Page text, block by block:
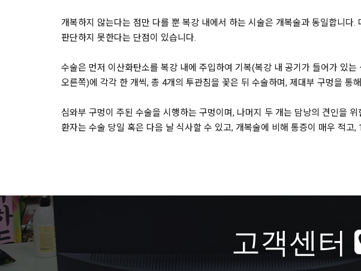
개복하지 않는다는 점만 다를 뿐 복강 내에서 하는 시술은 개복술과 동일합니
판단하지 못한다는 단점이 있습니다.
수술은 먼저 이산화탄소를 복강 내에 주입하여 기복(복강 내 공기가 들어가 있
오른쪽)에 각각 한 개씩, 총 4개의 투관침을 꽃은 뒤 수술하며, 제대부 구멍을 통
심와부 구멍이 주된 수술을 시행하는 구멍이며, 나머지 두 개는 담낭의 견인을 위
환자는 수술 당일 혹은 다음 날 식사할 수 있고, 개복술에 비해 통증이 매우 적고
고객센터